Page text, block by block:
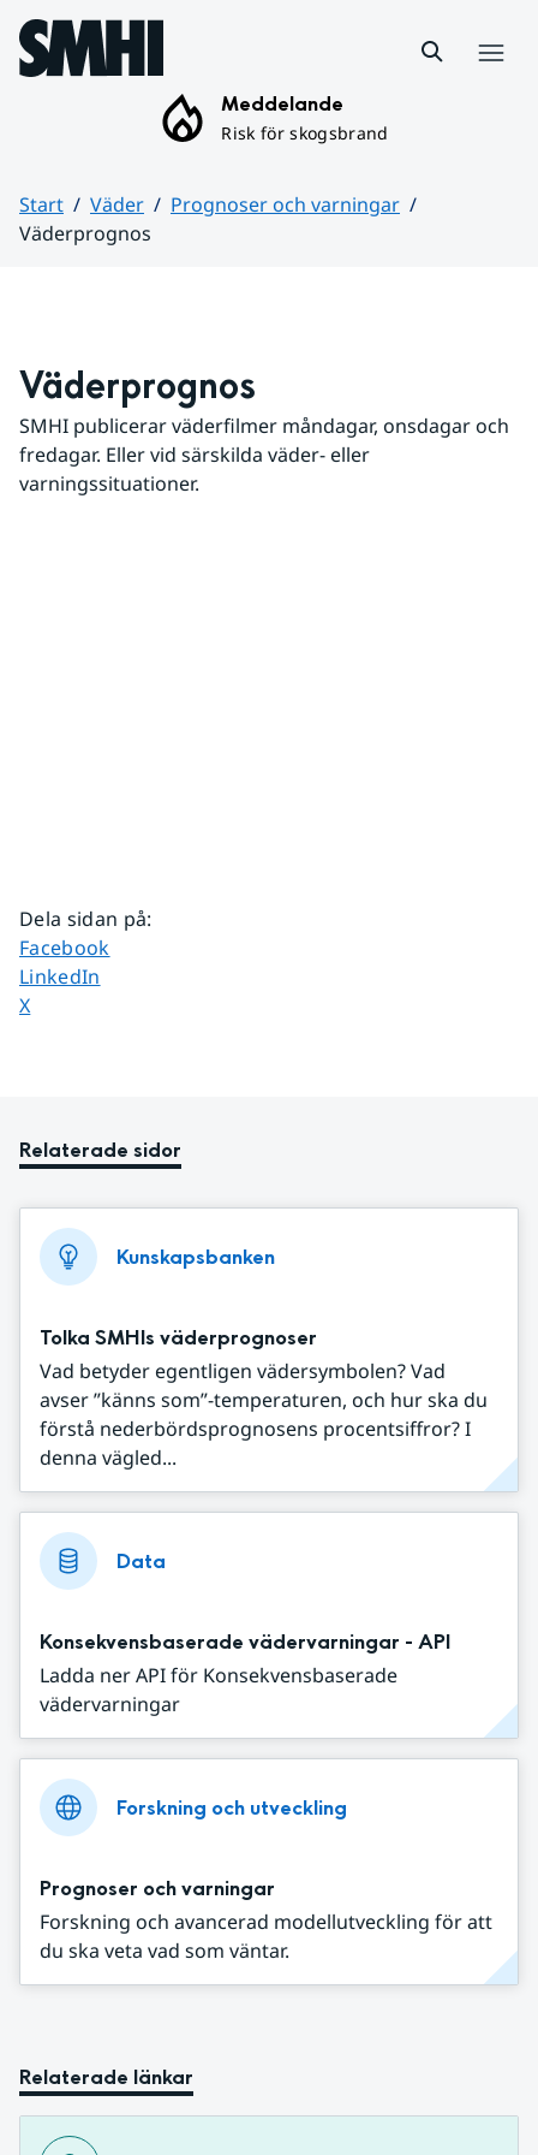
Hoppa till sidans innehåll
Meddelande
Risk för skogsbrand
Start Väder
Prognoser och varningar
Väderprognos
Väderprognos
SMHI publicerar väderfilmer måndagar, onsdagar och
fredagar. Eller vid särskilda väder- eller
varningssituationer.
Dela sidan på:
Dela sidan på
Facebook
Dela sidan på
LinkedIn
Dela sidan på
X
Relaterade sidor
Kunskapsbanken
Tolka SMHIs väderprognoser
Vad betyder egentligen vädersymbolen? Vad
avser ”känns som”-temperaturen, och hur ska du
förstå nederbördsprognosens procentsiffror? I
denna vägled...
Data
Konsekvensbaserade vädervarningar - API
Ladda ner API för Konsekvensbaserade
vädervarningar
Forskning och utveckling
Prognoser och varningar
Forskning och avancerad modellutveckling för att
du ska veta vad som väntar.
Relaterade länkar